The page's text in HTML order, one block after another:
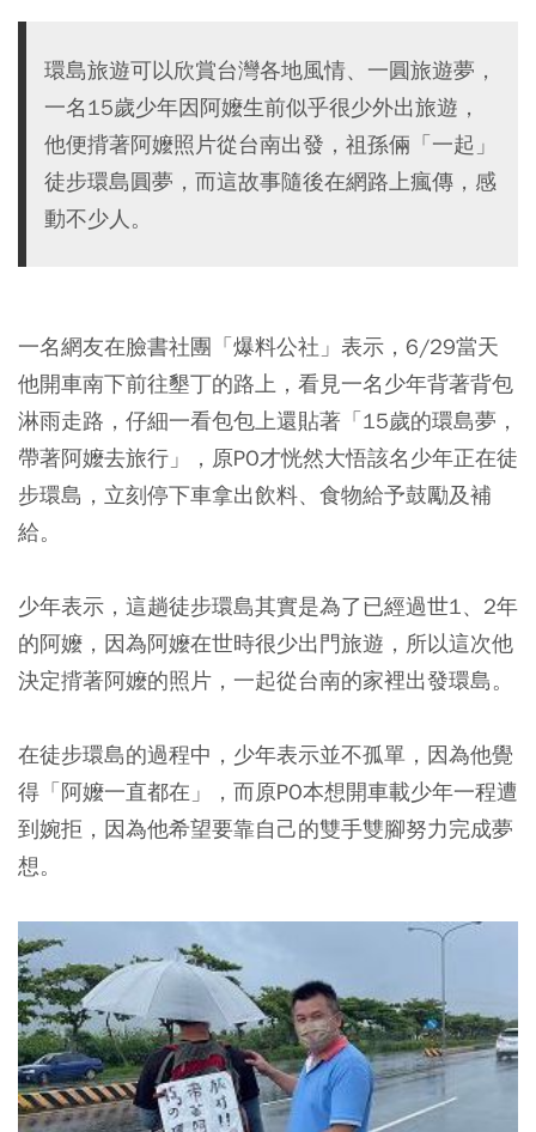
環島旅遊可以欣賞台灣各地風情、一圓旅遊夢，
一名15歲少年因阿嬤生前似乎很少外出旅遊，
他便揹著阿嬤照片從台南出發，祖孫倆「一起」
徒步環島圓夢，而這故事隨後在網路上瘋傳，感
動不少人。
一名網友在臉書社團「爆料公社」表示，6/29當天
他開車南下前往墾丁的路上，看見一名少年背著背包
淋雨走路，仔細一看包包上還貼著「15歲的環島夢，
帶著阿嬤去旅行」，原PO才恍然大悟該名少年正在徒
步環島，立刻停下車拿出飲料、食物給予鼓勵及補
給。
少年表示，這趟徒步環島其實是為了已經過世1、2年
的阿嬤，因為阿嬤在世時很少出門旅遊，所以這次他
決定揹著阿嬤的照片，一起從台南的家裡出發環島。
在徒步環島的過程中，少年表示並不孤單，因為他覺
得「阿嬤一直都在」，而原PO本想開車載少年一程遭
到婉拒，因為他希望要靠自己的雙手雙腳努力完成夢
想。